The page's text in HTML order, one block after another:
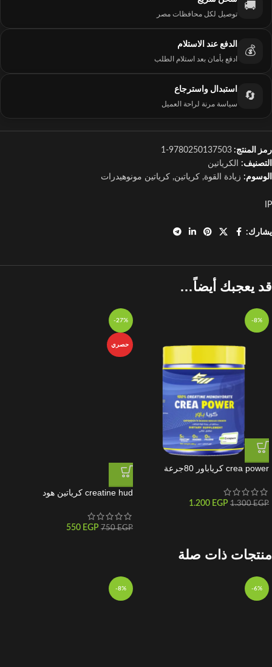
🚚
توصيل لكل محافظات مصر
💰
الدفع عند الاستلام
ادفع بأمان بعد استلام الطلب
🔄
استبدال واسترجاع
سياسة مرنة لراحة العميل
رمز المنتج: 9780250137503-1
التصنيف:
الكرياتين
الوسوم: زيادة القوة, كرياتين, كرياتين مونوهيدرات
IP
يشارك:
قد يعجبك أيضاً…
-8%
crea power كرياباور 80جرعة
1.300EGP
1.200 EGP
-27%
حصري
creatine hud كرياتين هود
750EGP
550 EGP
منتجات ذات صلة
-6%
-8%